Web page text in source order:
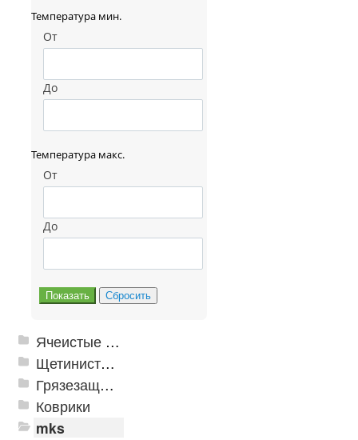
Температура мин.
От
До
Температура макс.
От
До
Ячеистые грязезащитные покрытия
Щетинистые покрытия
Грязезащитные, влаговпитывающие покрытия
Коврики
mks